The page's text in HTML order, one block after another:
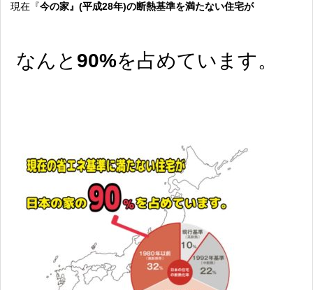
現在『今の家』(平成28年)の断熱基準を満たない住宅が
なんと 90%を占めています。